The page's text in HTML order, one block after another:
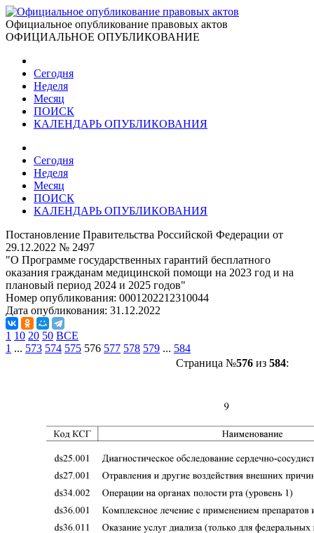
Официальное опубликование правовых актов
ОФИЦИАЛЬНОЕ ОПУБЛИКОВАНИЕ
Сегодня
Неделя
Месяц
ПОИСК
КАЛЕНДАРЬ ОПУБЛИКОВАНИЯ
Сегодня
Неделя
Месяц
ПОИСК
КАЛЕНДАРЬ ОПУБЛИКОВАНИЯ
Постановление Правительства Российской Федерации от
29.12.2022 № 2497
"О Программе государственных гарантий бесплатного
оказания гражданам медицинской помощи на 2023 год и на
плановый период 2024 и 2025 годов"
Номер опубликования: 0001202212310044
Дата опубликования: 31.12.2022
1 10 20 50 ВСЕ
1 ... 573 574 575 576 577 578 579 ... 584
Страница №576из 584: